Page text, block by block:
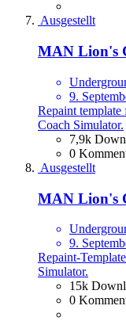
Ausgestellt
MAN Lion's
9.
Repaint
Coach Simulator.
7,9k
0
Ausgestellt
MAN Lion's
9.
Repaint-
Simulator.
15k
0